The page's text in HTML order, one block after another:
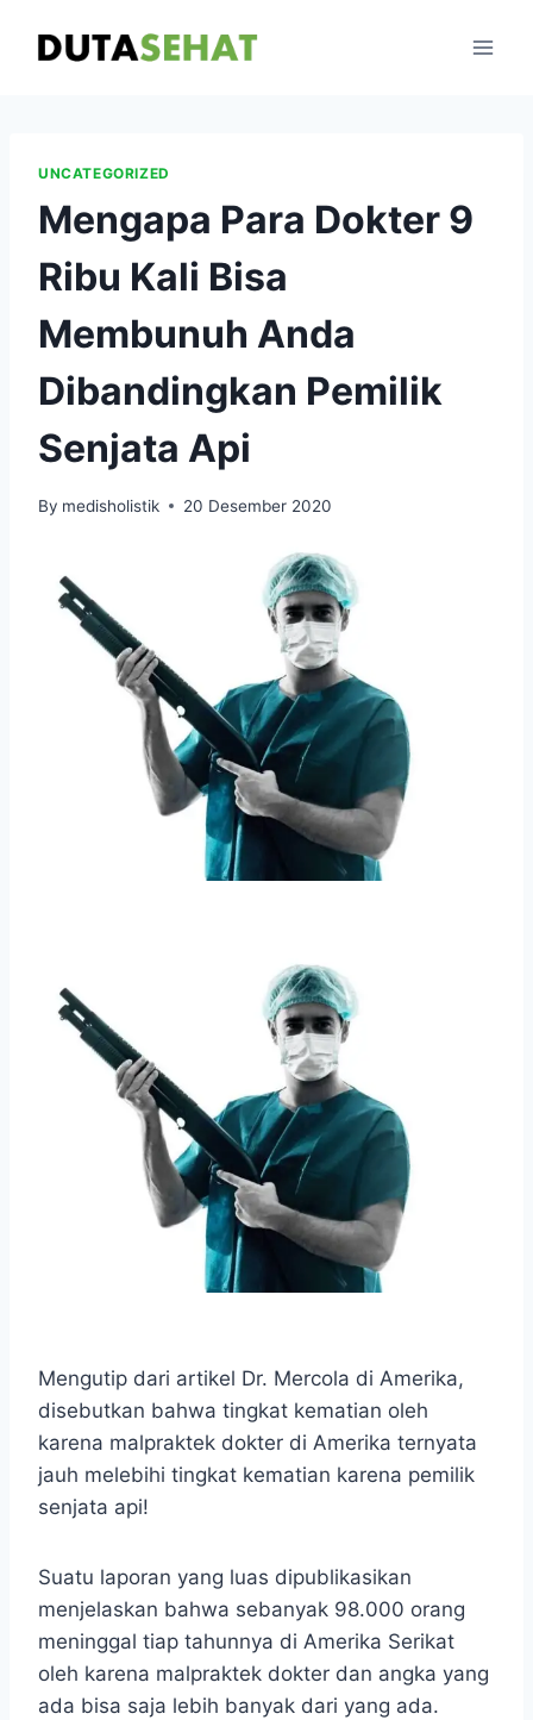
UNCATEGORIZED
Mengapa Para Dokter 9
Ribu Kali Bisa
Membunuh Anda
Dibandingkan Pemilik
Senjata Api
By medisholistik 20 Desember 2020
Mengutip dari artikel Dr. Mercola di Amerika,
disebutkan bahwa tingkat kematian oleh
karena malpraktek dokter di Amerika ternyata
jauh melebihi tingkat kematian karena pemilik
senjata api!
Suatu laporan yang luas dipublikasikan
menjelaskan bahwa sebanyak 98.000 orang
meninggal tiap tahunnya di Amerika Serikat
oleh karena malpraktek dokter dan angka yang
ada bisa saja lebih banyak dari yang ada.